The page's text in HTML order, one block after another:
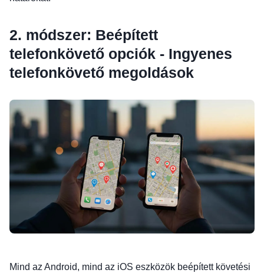
2. módszer: Beépített
telefonkövető opciók - Ingyenes
telefonkövető megoldások
Mind az Android, mind az iOS eszközök beépített követési